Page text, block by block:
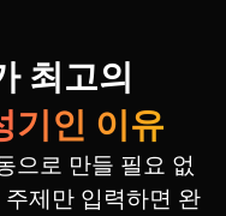
최고의
기인 이유
으로 만들 필요 없
제만 입력하면 완